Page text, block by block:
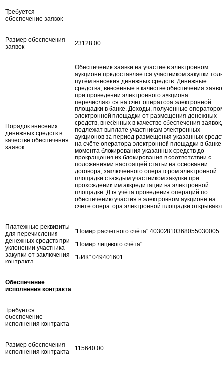
Требуется
обеспечение заявок
Размер обеспечения
заявок
23128.00
Порядок внесения
денежных средств в
качестве обеспечения
заявок
Обеспечение заявки на участие в электронном
аукционе предоставляется участником закупки
путём внесения денежных средств. Денежные
средства, внесённые в качестве обеспечения
при проведении электронного аукциона
перечисляются на счёт оператора электронной
площадки в банке. Доходы, полученные
электронной площадки от размещения денежных
средств, внесённых в качестве обеспечения заявок,
подлежат выплате участникам электронных
аукционов за период размещения указанных
на счёте оператора электронной площадки в банке
момента блокирования указанных средств до
прекращения их блокирования в соответствии с
положениями настоящей статьи на основании
договора, заключенного оператором электронной
площадки с каждым участником закупки при
прохождении им аккредитации на электронной
площадке. Для учёта проведения операций по
обеспечению участия в электронном аукционе на
счёте оператора электронной площадки
Платежные реквизиты
для перечисления
денежных средств при
уклонении участника
закупки от заключения
контракта
"Номер расчётного счёта" 40302810368055030005
"Номер лицевого счёта"
"БИК" 049401601
Обеспечение
исполнения контракта
Требуется
обеспечение
исполнения контракта
Размер обеспечения
исполнения контракта
115640.00